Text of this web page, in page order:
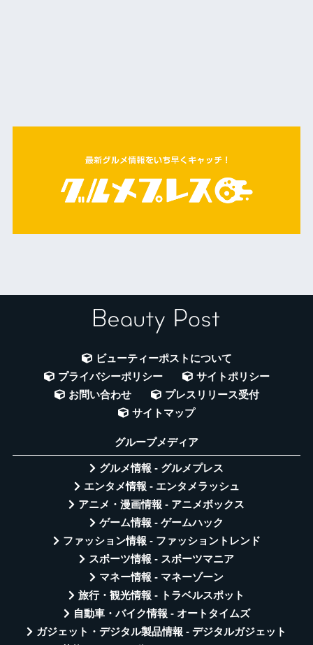
ビューティーポストについて
プライバシーポリシー
サイトポリシー
お問い合わせ
プレスリリース受付
サイトマップ
グループメディア
グルメ情報 - グルメプレス
エンタメ情報 - エンタメラッシュ
アニメ・漫画情報 - アニメボックス
ゲーム情報 - ゲームハック
ファッション情報 - ファッショントレンド
スポーツ情報 - スポーツマニア
マネー情報 - マネーゾーン
旅行・観光情報 - トラベルスポット
自動車・バイク情報 - オートタイムズ
ガジェット・デジタル製品情報 - デジタルガジェット